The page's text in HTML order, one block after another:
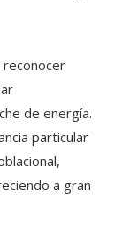
reconocer
de energía.
particular
a gran